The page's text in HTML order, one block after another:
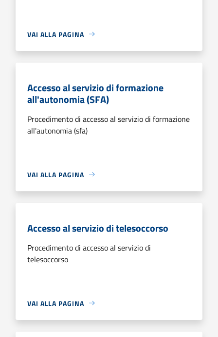
VAI ALLA PAGINA
Accesso al servizio di formazione
all'autonomia (SFA)
Procedimento di accesso al servizio di formazione
all'autonomia (sfa)
VAI ALLA PAGINA
Accesso al servizio di telesoccorso
Procedimento di accesso al servizio di
telesoccorso
VAI ALLA PAGINA